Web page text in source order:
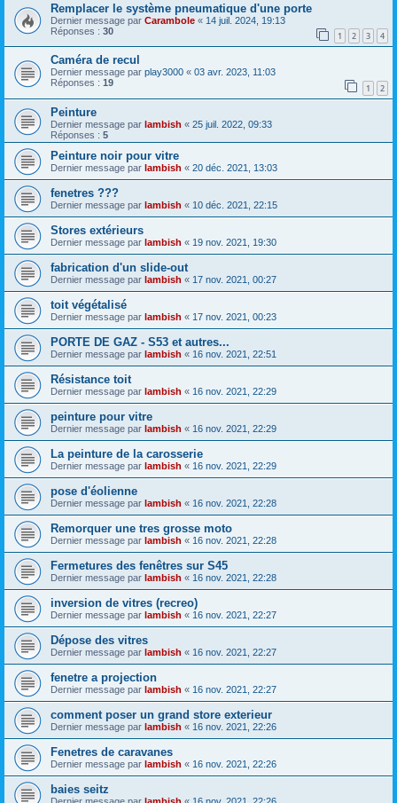
Remplacer le système pneumatique d'une porte
Dernier message par Carambole « 14 juil. 2024, 19:13
Réponses : 30 1 2 3 4
Caméra de recul
Dernier message par play3000 « 03 avr. 2023, 11:03
Réponses : 19 1 2
Peinture
Dernier message par lambish « 25 juil. 2022, 09:33
Réponses : 5
Peinture noir pour vitre
Dernier message par lambish « 20 déc. 2021, 13:03
fenetres ???
Dernier message par lambish « 10 déc. 2021, 22:15
Stores extérieurs
Dernier message par lambish « 19 nov. 2021, 19:30
fabrication d'un slide-out
Dernier message par lambish « 17 nov. 2021, 00:27
toit végétalisé
Dernier message par lambish « 17 nov. 2021, 00:23
PORTE DE GAZ - S53 et autres...
Dernier message par lambish « 16 nov. 2021, 22:51
Résistance toit
Dernier message par lambish « 16 nov. 2021, 22:29
peinture pour vitre
Dernier message par lambish « 16 nov. 2021, 22:29
La peinture de la carosserie
Dernier message par lambish « 16 nov. 2021, 22:29
pose d'éolienne
Dernier message par lambish « 16 nov. 2021, 22:28
Remorquer une tres grosse moto
Dernier message par lambish « 16 nov. 2021, 22:28
Fermetures des fenêtres sur S45
Dernier message par lambish « 16 nov. 2021, 22:28
inversion de vitres (recreo)
Dernier message par lambish « 16 nov. 2021, 22:27
Dépose des vitres
Dernier message par lambish « 16 nov. 2021, 22:27
fenetre a projection
Dernier message par lambish « 16 nov. 2021, 22:27
comment poser un grand store exterieur
Dernier message par lambish « 16 nov. 2021, 22:26
Fenetres de caravanes
Dernier message par lambish « 16 nov. 2021, 22:26
baies seitz